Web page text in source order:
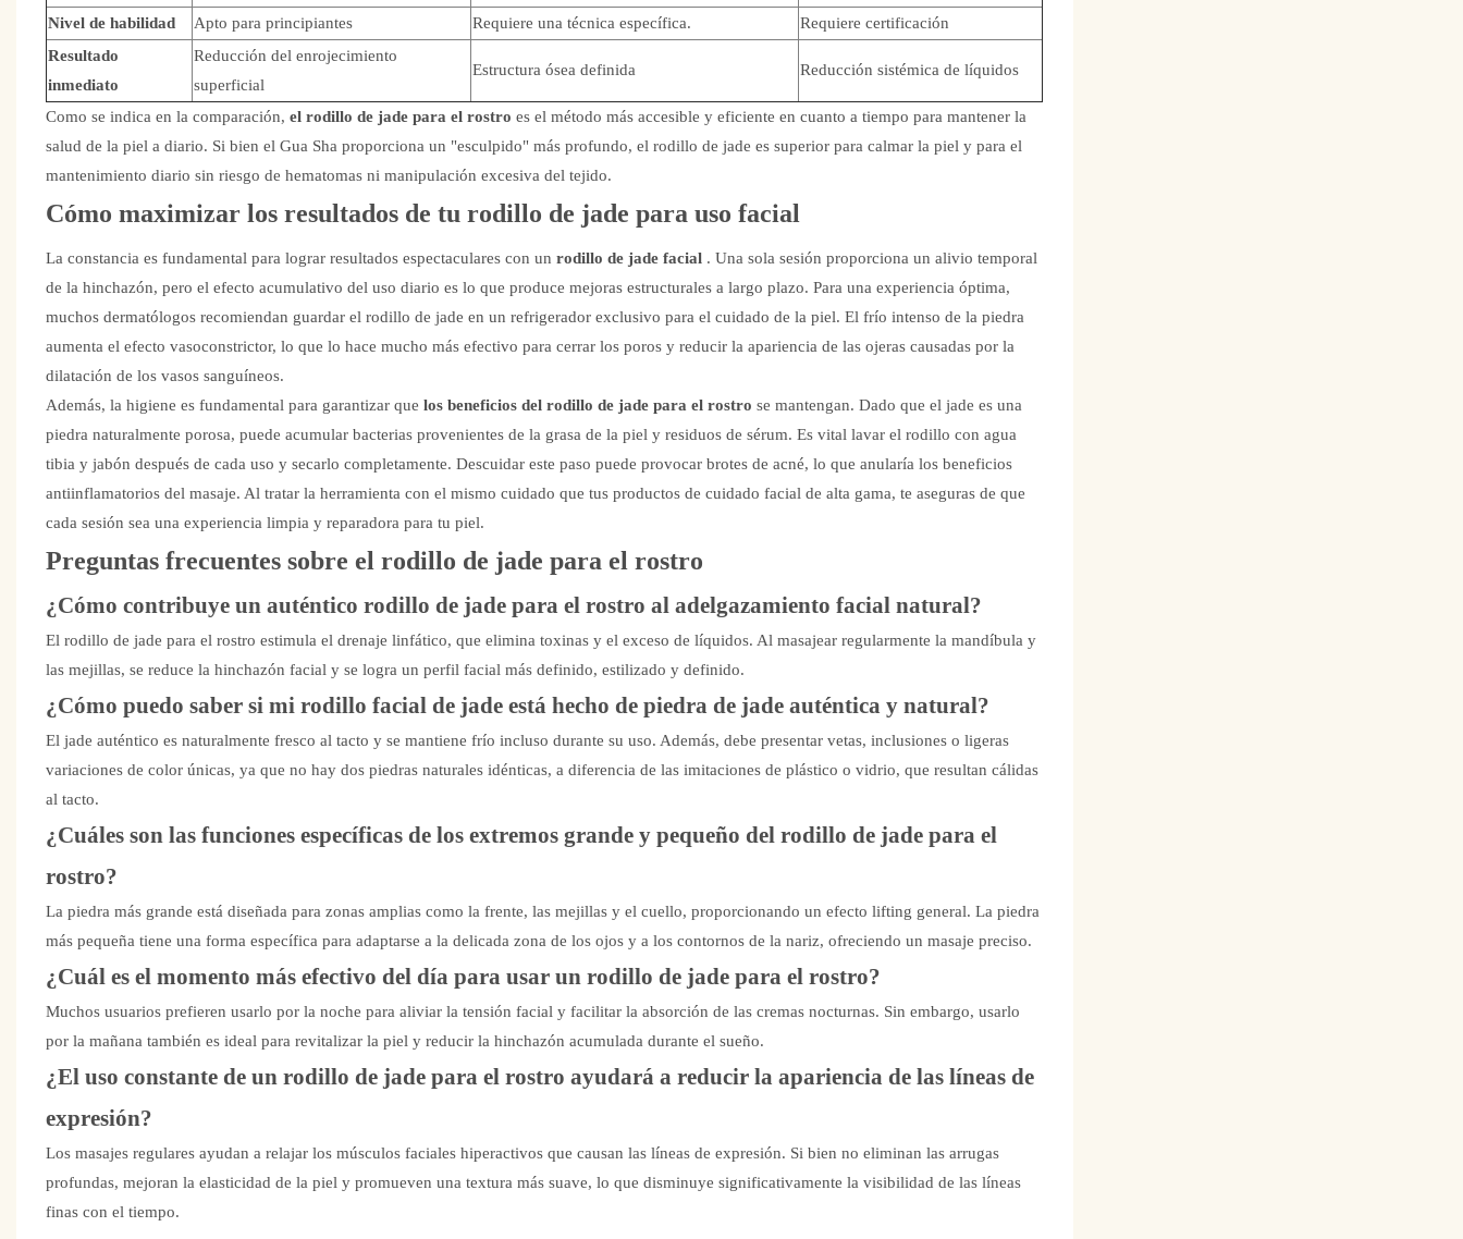
Nivel de habilidad
Apto para principiantes Requiere una técnica específica.
Requiere certificación
Resultado
inmediato
Reducción del enrojecimiento
superficial
Estructura ósea definida Reducción sistémica de líquidos
Como se indica en la comparación, el rodillo de jade para el rostro es el método más accesible y eficiente en cuanto a tiempo para mantener la
salud de la piel a diario. Si bien el Gua Sha proporciona un "esculpido" más profundo, el rodillo de jade es superior para calmar la piel y para el
mantenimiento diario sin riesgo de hematomas ni manipulación excesiva del tejido.
Cómo maximizar los resultados de tu rodillo de jade para uso facial
La constancia es fundamental para lograr resultados espectaculares con un rodillo de jade facial . Una sola sesión proporciona un alivio temporal
de la hinchazón, pero el efecto acumulativo del uso diario es lo que produce mejoras estructurales a largo plazo. Para una experiencia óptima,
muchos dermatólogos recomiendan guardar el rodillo de jade en un refrigerador exclusivo para el cuidado de la piel. El frío intenso de la piedra
aumenta el efecto vasoconstrictor, lo que lo hace mucho más efectivo para cerrar los poros y reducir la apariencia de las ojeras causadas por la
dilatación de los vasos sanguíneos.
Además, la higiene es fundamental para garantizar que los beneficios del rodillo de jade para el rostro se mantengan. Dado que el jade es una
piedra naturalmente porosa, puede acumular bacterias provenientes de la grasa de la piel y residuos de sérum. Es vital lavar el rodillo con agua
tibia y jabón después de cada uso y secarlo completamente. Descuidar este paso puede provocar brotes de acné, lo que anularía los beneficios
antiinflamatorios del masaje. Al tratar la herramienta con el mismo cuidado que tus productos de cuidado facial de alta gama, te aseguras de que
cada sesión sea una experiencia limpia y reparadora para tu piel.
Preguntas frecuentes sobre el rodillo de jade para el rostro
¿Cómo contribuye un auténtico rodillo de jade para el rostro al adelgazamiento facial natural?
El rodillo de jade para el rostro estimula el drenaje linfático, que elimina toxinas y el exceso de líquidos. Al masajear regularmente la mandíbula y
las mejillas, se reduce la hinchazón facial y se logra un perfil facial más definido, estilizado y definido.
¿Cómo puedo saber si mi rodillo facial de jade está hecho de piedra de jade auténtica y natural?
El jade auténtico es naturalmente fresco al tacto y se mantiene frío incluso durante su uso. Además, debe presentar vetas, inclusiones o ligeras
variaciones de color únicas, ya que no hay dos piedras naturales idénticas, a diferencia de las imitaciones de plástico o vidrio, que resultan cálidas
al tacto.
¿Cuáles son las funciones específicas de los extremos grande y pequeño del rodillo de jade para el
rostro?
La piedra más grande está diseñada para zonas amplias como la frente, las mejillas y el cuello, proporcionando un efecto lifting general. La piedra
más pequeña tiene una forma específica para adaptarse a la delicada zona de los ojos y a los contornos de la nariz, ofreciendo un masaje preciso.
¿Cuál es el momento más efectivo del día para usar un rodillo de jade para el rostro?
Muchos usuarios prefieren usarlo por la noche para aliviar la tensión facial y facilitar la absorción de las cremas nocturnas. Sin embargo, usarlo
por la mañana también es ideal para revitalizar la piel y reducir la hinchazón acumulada durante el sueño.
¿El uso constante de un rodillo de jade para el rostro ayudará a reducir la apariencia de las líneas de
expresión?
Los masajes regulares ayudan a relajar los músculos faciales hiperactivos que causan las líneas de expresión. Si bien no eliminan las arrugas
profundas, mejoran la elasticidad de la piel y promueven una textura más suave, lo que disminuye significativamente la visibilidad de las líneas
finas con el tiempo.